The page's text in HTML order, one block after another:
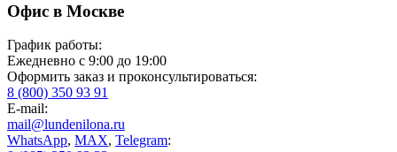
Офис в Москве
График работы:
Ежедневно с 9:00 до 19:00
Оформить заказ и проконсультироваться:
8 (800) 350 93 91
E-mail:
mail@lundenilona.ru
WhatsApp, MAX, Telegram: